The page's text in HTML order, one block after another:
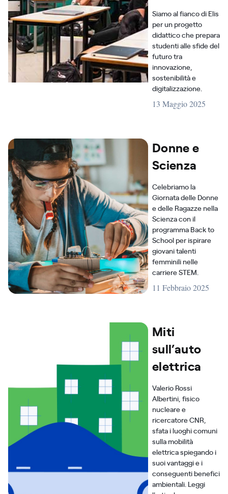
Siamo al fianco di Elis
per un progetto
didattico che prepara
studenti alle sfide del
futuro tra
innovazione,
sostenibilità e
digitalizzazione.
13 Maggio 2025
Donne e
Scienza
Celebriamo la
Giornata delle Donne
e delle Ragazze nella
Scienza con il
programma Back to
School per ispirare
giovani talenti
femminili nelle
carriere STEM.
11 Febbraio 2025
Miti
sull’auto
elettrica
Valerio Rossi
Albertini, fisico
nucleare e
ricercatore CNR,
sfata i luoghi comuni
sulla mobilità
elettrica spiegando i
suoi vantaggi e i
conseguenti benefici
ambientali. Leggi